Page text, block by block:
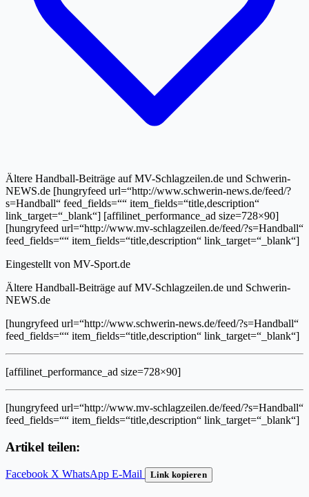
Ältere Handball-Beiträge auf MV-Schlagzeilen.de und Schwerin-
NEWS.de [hungryfeed url=“http://www.schwerin-news.de/feed/?
s=Handball“ feed_fields=““ item_fields=“title,description“
link_target=“_blank“] [affilinet_performance_ad size=728×90]
[hungryfeed url=“http://www.mv-schlagzeilen.de/feed/?s=Handball“
feed_fields=““ item_fields=“title,description“ link_target=“_blank“]
Eingestellt von MV-Sport.de
Ältere Handball-Beiträge auf MV-Schlagzeilen.de und Schwerin-
NEWS.de
[hungryfeed url=“http://www.schwerin-news.de/feed/?s=Handball“
feed_fields=““ item_fields=“title,description“ link_target=“_blank“]
[affilinet_performance_ad size=728×90]
[hungryfeed url=“http://www.mv-schlagzeilen.de/feed/?s=Handball“
feed_fields=““ item_fields=“title,description“ link_target=“_blank“]
Artikel teilen:
Facebook X WhatsApp E-Mail Link kopieren